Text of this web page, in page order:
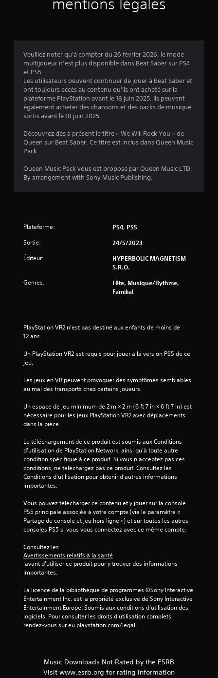
s
5
é
t
o
s
r
(
a
i
)
mentions légales
Veuillez noter qu'à compter du 26 février 2026, le mode
multijoueur n’est plus disponible dans Beat Saber sur PS4
et PS5.
Les utilisateurs peuvent continuer de jouer à Beat Saber et
ont toujours accès au contenu qu'ils ont acheté sur la
plateforme PlayStation avant le 18 juin 2025. Ils peuvent
également acheter des chansons et des packs de musique
sortis avant le 18 juin 2025.
Découvrez dès à présent le titre « We Will Rock You » de
Queen sur Beat Saber. Ce titre est inclus dans Queen Music
Pack.
Queen Music Pack vous est proposé par Queen Music LTD,
By arrangement with Sony Music Publishing.
Plateforme: PS4, PS5
Sortie: 24/5/2023
Éditeur:
HYPERBOLIC MAGNETISM
S.R.O.
Genres:
Fête, Musique/Rythme,
Familial
PlayStation VR2 n'est pas destiné aux enfants de moins de
12 ans.
Un PlayStation VR2 est requis pour jouer à la version PS5 de ce
jeu.
Les jeux en VR peuvent provoquer des symptômes semblables
au mal des transports chez certains joueurs.
Un espace de jeu minimum de 2 m × 2 m (6 ft 7 in × 6 ft 7 in) est
nécessaire pour les jeux PlayStation VR2 avec déplacements
dans la pièce.
Le téléchargement de ce produit est soumis aux Conditions
d'utilisation de PlayStation Network, ainsi qu'à toute autre
condition spécifique à ce produit. Si vous n'acceptez pas ces
conditions, ne téléchargez pas ce produit. Consultez les
Conditions d'utilisation pour obtenir d'autres informations
importantes.
Vous pouvez télécharger ce contenu et y jouer sur la console
PS5 principale associée à votre compte (via le paramètre «
Partage de console et jeu hors ligne ») et sur toutes les autres
consoles PS5 si vous vous connectez avec ce même compte.
Consultez les
Avertissements relatifs à la santé
importantes.
La licence de la bibliothèque de programmes ©Sony Interactive
Entertainment Inc. est la propriété exclusive de Sony Interactive
Entertainment Europe. Soumis aux conditions d’utilisation des
logiciels. Pour consulter les droits d’utilisation complets,
rendez-vous sur eu.playstation.com/legal.
Music Downloads Not Rated by the ESRB
Visit www.esrb.org for rating information